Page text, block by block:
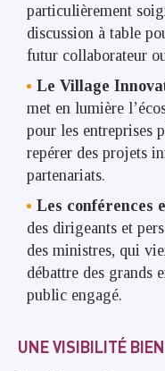
particulièrement
discussion à table
futur collaborateur
Le Village
met en lumière
pour les entreprises
repérer des projets
partenariats.
Les conférences
des dirigeants et
des ministres, qui
débattre des grands
public engagé.
UNE VISIBILITÉ